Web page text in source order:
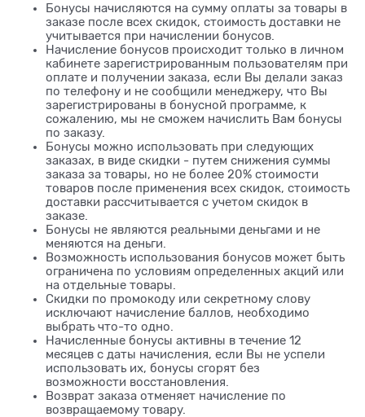
Бонусы начисляются на сумму оплаты за товары в
заказе после всех скидок, стоимость доставки не
учитывается при начислении бонусов.
Начисление бонусов происходит только в личном
кабинете зарегистрированным пользователям при
оплате и получении заказа, если Вы делали заказ
по телефону и не сообщили менеджеру, что Вы
зарегистрированы в бонусной программе, к
сожалению, мы не сможем начислить Вам бонусы
по заказу.
Бонусы можно использовать при следующих
заказах, в виде скидки - путем снижения суммы
заказа за товары, но не более 20% стоимости
товаров после применения всех скидок, стоимость
доставки рассчитывается с учетом скидок в
заказе.
Бонусы не являются реальными деньгами и не
меняются на деньги.
Возможность использования бонусов может быть
ограничена по условиям определенных акций или
на отдельные товары.
Скидки по промокоду или секретному слову
исключают начисление баллов, необходимо
выбрать что-то одно.
Начисленные бонусы активны в течение 12
месяцев с даты начисления, если Вы не успели
использовать их, бонусы сгорят без
возможности восстановления.
Возврат заказа отменяет начисление по
возвращаемому товару.